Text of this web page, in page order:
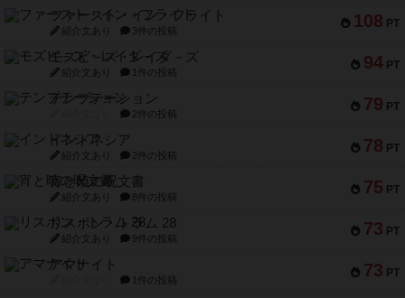
108 PT
ファースト・イン・フライト
紹介文あり 3件の投稿
94 PT
モズビ－ズ・レイダ－ズ
紹介文あり 1件の投稿
79 PT
テンプテーション
2件の投稿
78 PT
インドネシア
紹介文あり 2件の投稿
75 PT
宵と暁の呪文書
紹介文あり 8件の投稿
73 PT
リスボン・トラム 28
紹介文あり 9件の投稿
73 PT
アマナイト
1件の投稿